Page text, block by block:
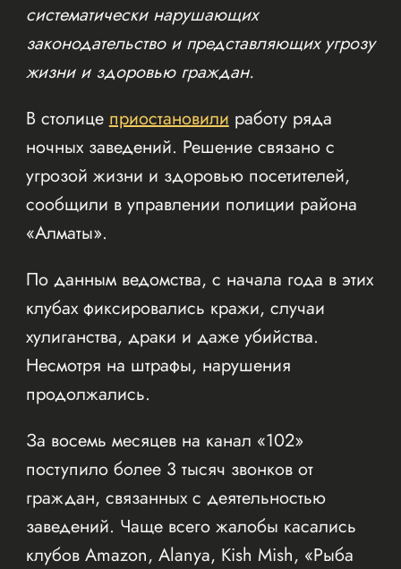
систематически нарушающих
законодательство и представляющих угрозу
жизни и здоровью граждан.
В столице приостановили работу ряда
ночных заведений. Решение связано с
угрозой жизни и здоровью посетителей,
сообщили в управлении полиции района
«Алматы».
По данным ведомства, с начала года в этих
клубах фиксировались кражи, случаи
хулиганства, драки и даже убийства.
Несмотря на штрафы, нарушения
продолжались.
За восемь месяцев на канал «102»
поступило более 3 тысяч звонков от
граждан, связанных с деятельностью
заведений. Чаще всего жалобы касались
клубов Amazon, Alanya, Kish Mish, «Рыба